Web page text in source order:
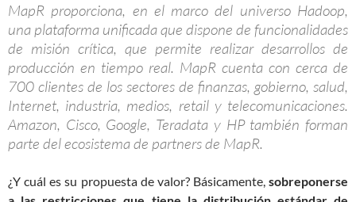
MapR proporciona, en el marco del universo Hadoop,
una plataforma unificada que dispone de funcionalidades
de misión crítica, que permite realizar desarrollos de
producción en tiempo real. MapR cuenta con cerca de
700 clientes de los sectores de finanzas, gobierno, salud,
Internet, industria, medios, retail y telecomunicaciones.
Amazon, Cisco, Google, Teradata y HP también forman
parte del ecosistema de partners de MapR.
¿Y cuál es su propuesta de valor? Básicamente,sobreponerse